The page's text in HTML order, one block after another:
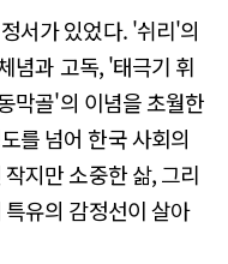
서가 있었다. '쉬리'의
념과 고독, '태극기 휘
막골'의 이념을 초월한
를 넘어 한국 사회의
지만 소중한 삶, 그리
유의 감정선이 살아